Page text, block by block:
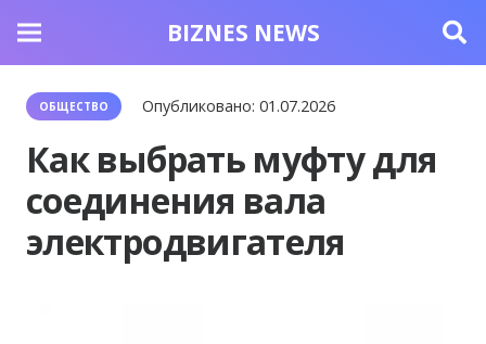
BIZNES NEWS
ОБЩЕСТВО Опубликовано:01.07.2026
Как выбрать муфту для
соединения вала
электродвигателя